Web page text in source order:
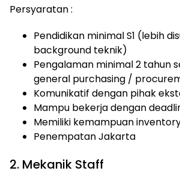
Persyaratan :
Pendidikan minimal S1 (lebih
background teknik)
Pengalaman minimal 2 tahun
general purchasing /
Komunikatif dengan pihak
Mampu bekerja dengan
Memiliki kemampuan
Penempatan Jakarta
2. Mekanik Staff